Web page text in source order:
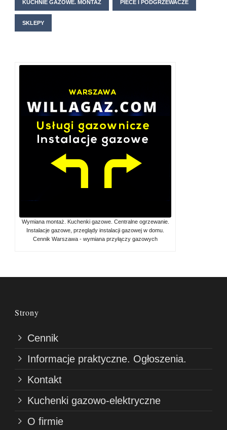
KUCHNIE GAZOWE. MONTAŻ PIECE I PODGRZEWACZE
SKLEPY
Wymiana montaż. Kuchenki gazowe. Centralne ogrzewanie.
Instalacje gazowe, przeglądy instalacji gazowej w domu.
Cennik Warszawa - wymiana przyłączy gazowych
Strony
Cennik
Informacje praktyczne. Ogłoszenia.
Kontakt
Kuchenki gazowo-elektryczne
O firmie